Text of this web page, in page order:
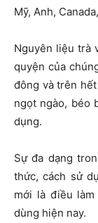
Mỹ, Anh,
Nguyên liệu trà
quyện của
đông và trên
ngọt ngào, béo
dụng.
Sự đa dạng
thức, cách sử
mới là điều
dùng hiện nay.